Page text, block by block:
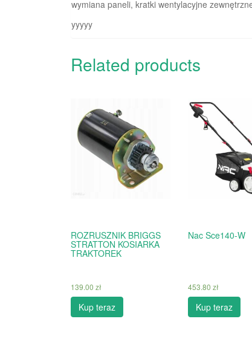
wymiana paneli, kratki wentylacyjne
yyyyy
Related products
ROZRUSZNIK BRIGGS
STRATTON KOSIARKA
TRAKTOREK
139.00 zł
Kup teraz
Nac Sce140-W
453.80 zł
Kup teraz